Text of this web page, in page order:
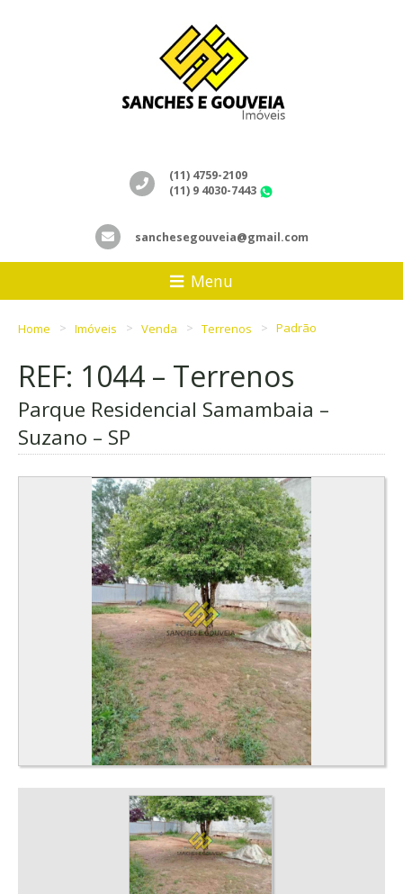
(11) 4759-2109
(11) 9 4030-7443
sanchesegouveia@gmail.com
Menu
Home Imóveis Venda Terrenos Padrão
REF: 1044 – Terrenos
Parque Residencial Samambaia –
Suzano – SP